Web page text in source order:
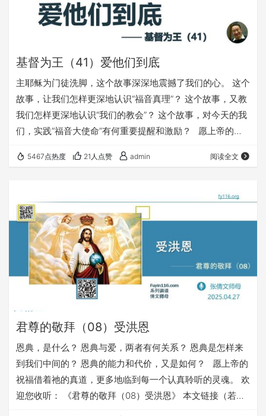
基督为王（41）爱他们到底
主耶稣为门徒洗脚，这个故事深深地震撼了我们的心。 这个
故事，让我们怎样更深地认识“福音真理”？ 这个故事，又教
我们怎样更深地认识“我们的教会”？ 这个故事，对今天的我
们，实践“福音大使命”有何重要提醒和激励？ 愿上帝的祝
您收听： 《爱他们到底》 本文链接（若有朋友在微信里打
https://fuyin116.com/z8iy ⚠️⚠️⚠️ 注意 ⚠️⚠️⚠️ 鼓励大家在
手机浏览器或电…
5467点热度 21人点赞 admin 阅读全文
君尊的敬拜（08）受洪恩
恩典，是什么？ 恩典与爱，两者有何关系？ 恩典是怎样来
到我们中间的？ 恩典的能力和代价，又是如何？ 愿上帝的
祝福借着祂的真道，更多地临到每一个认真聆听的灵魂。 欢
迎您收听： 《君尊的敬拜（08）受洪恩》 本文链接（若有